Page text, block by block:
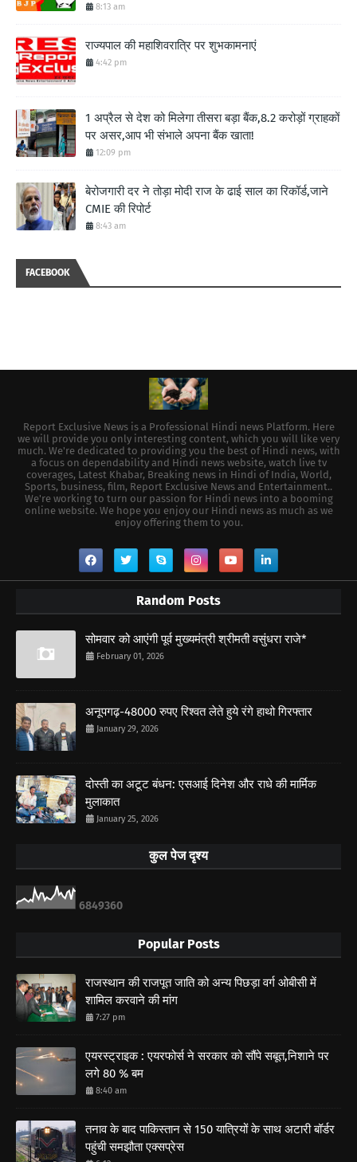
8:13 am
राज्यपाल की महाशिवरात्रि पर शुभकामनाएं
4:42 pm
1 अप्रैल से देश को मिलेगा तीसरा बड़ा बैंक,8.2 करोड़ों ग्राहकों
पर असर,आप भी संभाले अपना बैंक खाता!
12:09 pm
बेरोजगारी दर ने तोड़ा मोदी राज के ढाई साल का रिकॉर्ड,जाने
CMIE की रिपोर्ट
8:43 am
FACEBOOK
Report Exclusive News is a Professional Hindi news Platform. Here
we will provide you only interesting content, which you will like very
much. We're dedicated to providing you the best of Hindi news, with
a focus on dependability and Hindi news website, watch live tv
coverages, Latest Khabar, Breaking news in Hindi of India, World,
Sports, business, film, Report Exclusive News and Entertainment..
We're working to turn our passion for Hindi news into a booming
online website. We hope you enjoy our Hindi news as much as we
enjoy offering them to you.
Random Posts
सोमवार को आएंगी पूर्व मुख्यमंत्री श्रीमती वसुंधरा राजे*
February 01, 2026
अनूपगढ़-48000 रुपए रिश्वत लेते हुये रंगे हाथो गिरफ्तार
January 29, 2026
दोस्ती का अटूट बंधन: एसआई दिनेश और राधे की मार्मिक
मुलाकात
January 25, 2026
कुल पेज दृश्य
6849360
Popular Posts
राजस्थान की राजपूत जाति को अन्य पिछड़ा वर्ग ओबीसी में
शामिल करवाने की मांग
7:27 pm
एयरस्ट्राइक : एयरफोर्स ने सरकार को सौंपे सबूत,निशाने पर
लगे 80 % बम
8:40 am
तनाव के बाद पाकिस्तान से 150 यात्रियों के साथ अटारी बॉर्डर
पहुंची समझौता एक्सप्रेस